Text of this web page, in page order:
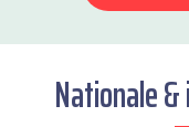
Nationale